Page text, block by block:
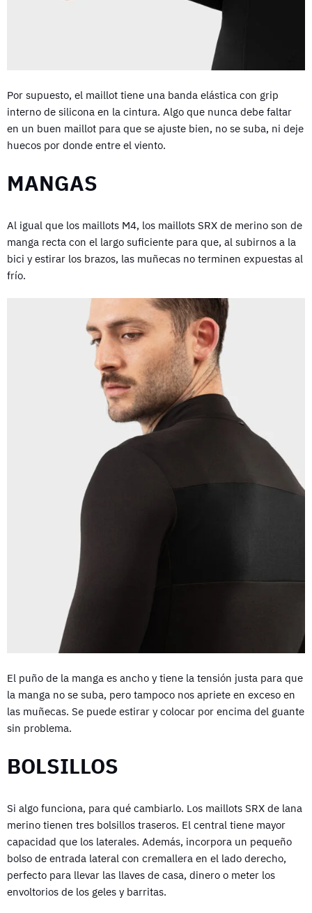
Por supuesto, el maillot tiene una banda elástica con grip
interno de silicona en la cintura. Algo que nunca debe faltar
en un buen maillot para que se ajuste bien, no se suba, ni deje
huecos por donde entre el viento.
MANGAS
Al igual que los maillots M4, los maillots SRX de merino son de
manga recta con el largo suficiente para que, al subirnos a la
bici y estirar los brazos, las muñecas no terminen expuestas al
frío.
El puño de la manga es ancho y tiene la tensión justa para que
la manga no se suba, pero tampoco nos apriete en exceso en
las muñecas. Se puede estirar y colocar por encima del guante
sin problema.
BOLSILLOS
Si algo funciona, para qué cambiarlo. Los maillots SRX de lana
merino tienen tres bolsillos traseros. El central tiene mayor
capacidad que los laterales. Además, incorpora un pequeño
bolso de entrada lateral con cremallera en el lado derecho,
perfecto para llevar las llaves de casa, dinero o meter los
envoltorios de los geles y barritas.